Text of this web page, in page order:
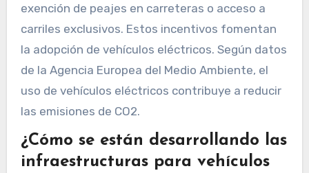
exención de peajes en carreteras o acceso a
carriles exclusivos. Estos incentivos fomentan
la adopción de vehículos eléctricos. Según datos
de la Agencia Europea del Medio Ambiente, el
uso de vehículos eléctricos contribuye a reducir
las emisiones de CO2.
¿Cómo se están desarrollando las
infraestructuras para vehículos